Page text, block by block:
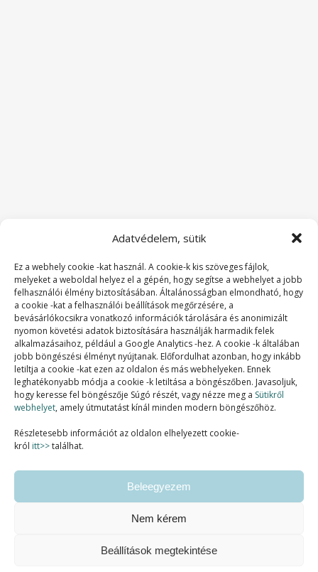
Adatvédelem, sütik
Ez a webhely cookie -kat használ. A cookie-k kis szöveges fájlok,
melyeket a weboldal helyez el a gépén, hogy segítse a webhelyet a jobb
felhasználói élmény biztosításában. Általánosságban elmondható, hogy
a cookie -kat a felhasználói beállítások megőrzésére, a
bevásárlókocsikra vonatkozó információk tárolására és anonimizált
nyomon követési adatok biztosítására használják harmadik felek
alkalmazásaihoz, például a Google Analytics -hez. A cookie -k általában
jobb böngészési élményt nyújtanak. Előfordulhat azonban, hogy inkább
letiltja a cookie -kat ezen az oldalon és más webhelyeken. Ennek
leghatékonyabb módja a cookie -k letiltása a böngészőben. Javasoljuk,
hogy keresse fel böngészője Súgó részét, vagy nézze meg a Sütikről
webhelyet, amely útmutatást kínál minden modern böngészőhöz.
Részletesebb információt az oldalon elhelyezett cookie-
król itt>>találhat.
Beleegyezem
Nem kérem
Beállítások megtekintése
SZAKMAI TAGSÁGOK: